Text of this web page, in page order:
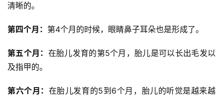
清晰的。
第四个月： 第4个月的时候，眼睛鼻子耳朵也是形成了。
第五个月： 在胎儿发育的第5个月，胎儿是可以长出毛发以
及指甲的。
第六个月 ： 在胎儿发育的5到6个月，胎儿的听觉是越来越